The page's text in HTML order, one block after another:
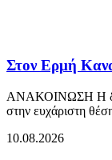
Στον Ερμή
ΑΝΑΚΟΙΝΩΣΗ Η
στην ευχάριστη
10.08.2026